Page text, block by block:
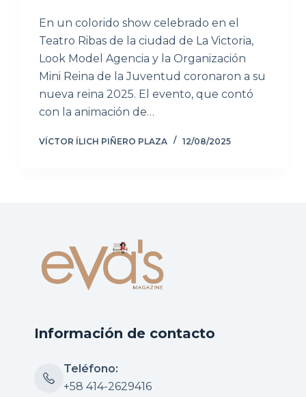
En un colorido show celebrado en el
Teatro Ribas de la ciudad de La Victoria,
Look Model Agencia y la Organización
Mini Reina de la Juventud coronaron a su
nueva reina 2025. El evento, que contó
con la animación de…
VÍCTOR ÍLICH PIÑERO PLAZA 12/08/2025
Información de contacto
Teléfono:
+58 414-2629416